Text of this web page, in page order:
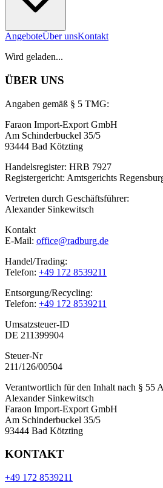
AngeboteÜber unsKontakt
Wird geladen...
ÜBER UNS
Angaben gemäß § 5 TMG:
Faraon Import-Export GmbH
Am Schinderbuckel 35/5
93444 Bad Kötzting
Handelsregister: HRB 7927
Registergericht: Amtsgerichts
Vertreten durch Geschäftsführer:
Alexander Sinkewitsch
Kontakt
E-Mail: office@radburg.de
Handel/Trading:
Telefon: +49 172 8539211
Entsorgung/Recycling:
Telefon: +49 172 8539211
Umsatzsteuer-ID
DE 211399904
Steuer-Nr
211/126/00504
Verantwortlich für den Inhalt nach § 55
Alexander Sinkewitsch
Faraon Import-Export GmbH
Am Schinderbuckel 35/5
93444 Bad Kötzting
KONTAKT
+49 172 8539211